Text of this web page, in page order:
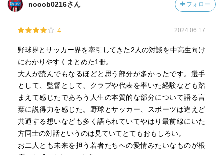
nooob0216さん フォロー
4 2024.06.17
野球界とサッカー界を牽引してきた2人の対談を中高生向け
にわかりやすくまとめた1冊。
大人が読んでもなるほどと思う部分が多かったです。選手
として、監督として、クラブや代表を率いた経験なども踏
まえて感じたであろう人生の本質的な部分について語る言
葉に説得力を感じた。野球とサッカー、スポーツは違えど
共通する想いなども多く語られていてやはり最前線にいた
方同士の対話というのは見ていてとてもおもしろい。
お二人とも未来を担う若者たちへの愛情みたいなものが根